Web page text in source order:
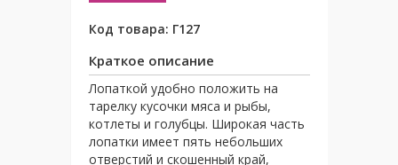
Код товара: Г127
Краткое описание
Лопаткой удобно положить на
тарелку кусочки мяса и рыбы,
котлеты и голубцы. Широкая часть
лопатки имеет пять небольших
отверстий и скошенный край,